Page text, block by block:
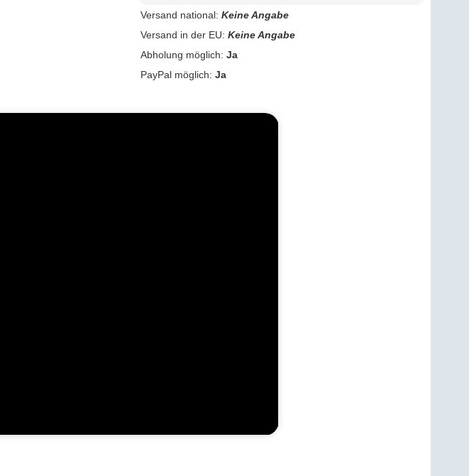
Versand national:Keine Angabe
Versand in der EU:Keine Angabe
Abholung möglich:Ja
PayPal möglich:Ja